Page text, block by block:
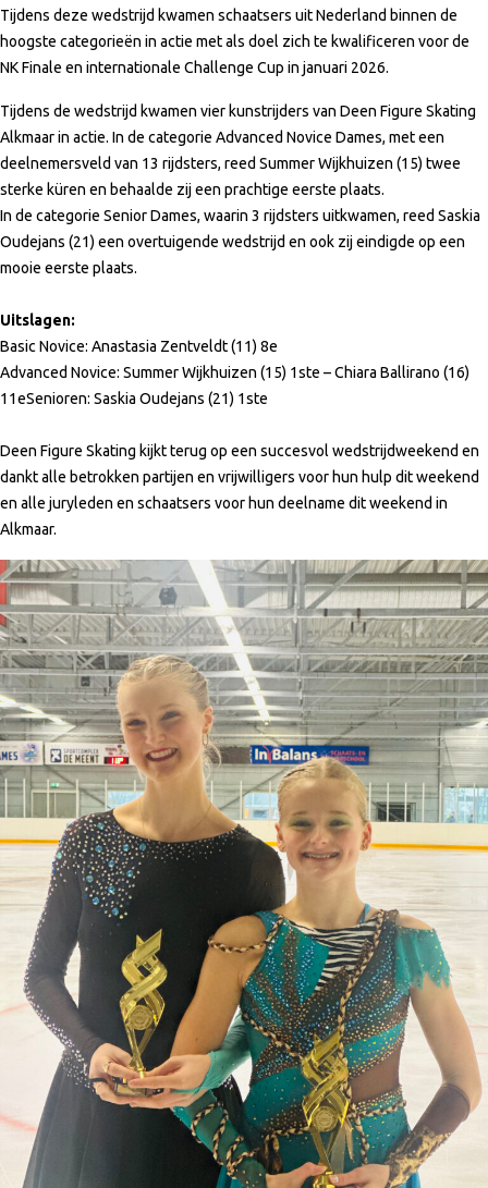
Tijdens deze wedstrijd kwamen schaatsers uit Nederland binnen de
hoogste categorieën in actie met als doel zich te kwalificeren voor de
NK Finale en internationale Challenge Cup in januari 2026.
Tijdens de wedstrijd kwamen vier kunstrijders van Deen Figure Skating
Alkmaar in actie. In de categorie Advanced Novice Dames, met een
deelnemersveld van 13 rijdsters, reed Summer Wijkhuizen (15) twee
sterke küren en behaalde zij een prachtige eerste plaats.
In de categorie Senior Dames, waarin 3 rijdsters uitkwamen, reed Saskia
Oudejans (21) een overtuigende wedstrijd en ook zij eindigde op een
mooie eerste plaats.
Uitslagen:
Basic Novice: Anastasia Zentveldt (11) 8e
Advanced Novice: Summer Wijkhuizen (15) 1ste – Chiara Ballirano (16)
11eSenioren: Saskia Oudejans (21) 1ste
Deen Figure Skating kijkt terug op een succesvol wedstrijdweekend en
dankt alle betrokken partijen en vrijwilligers voor hun hulp dit weekend
en alle juryleden en schaatsers voor hun deelname dit weekend in
Alkmaar.